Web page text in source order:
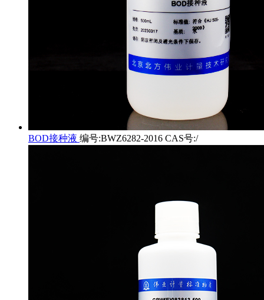
BOD接种液 编号:BWZ6282-2016 CAS号:/